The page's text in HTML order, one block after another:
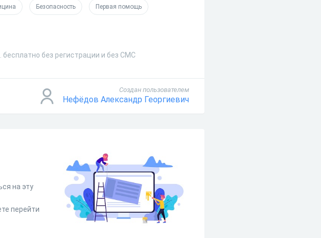
Безопасность Первая помощь
без регистрации и без СМС
Создан пользователем
Нефёдов Александр Георгиевич
на эту
перейти